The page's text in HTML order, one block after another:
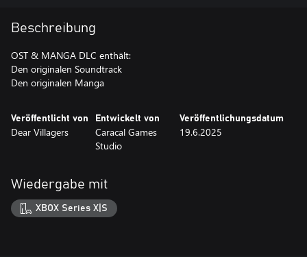
Beschreibung
OST & MANGA DLC enthält:
Den originalen Soundtrack
Veröffentlicht von
Dear Villagers
Entwickelt von
Caracal Games
Studio
Veröffentlichungsdatum
19.6.2025
Wiedergabe mit
XBOX Series X|S